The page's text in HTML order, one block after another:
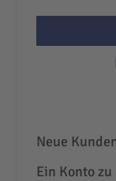
Neue
Ein Konto